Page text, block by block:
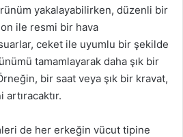
yakalayabilirken, düzenli bir
ile resmi bir hava
ceket ile uyumlu bir şekilde
tamamlayarak daha şık bir
bir saat veya şık bir kravat,
de her erkeğin vücut tipine